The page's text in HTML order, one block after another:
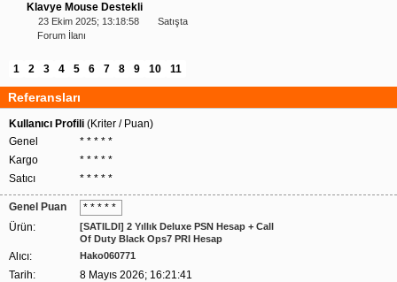
Klavye Mouse Destekli
23 Ekim 2025; 13:18:58
Satışta
Forum İlanı
1 2 3 4 5 6 7 8 9 10 11
Referansları
Kullanıcı Profili (Kriter / Puan)
Genel
* * * * *
Kargo
* * * * *
Satıcı
* * * * *
Genel Puan
* * * * *
Ürün:
[SATILDI] 2 Yıllık Deluxe PSN Hesap + Call
Of Duty Black Ops7 PRI Hesap
Alıcı: Hako060771
Tarih:
8 Mayıs 2026; 16:21:41